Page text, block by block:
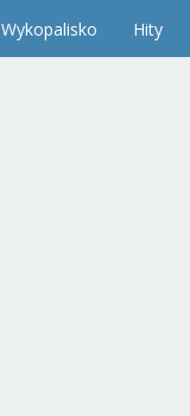
Wykopalisko Hity